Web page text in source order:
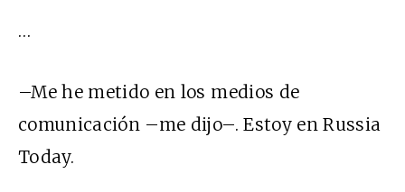
…
–Me he metido en los medios de
comunicación –me dijo–. Estoy en Russia
Today.